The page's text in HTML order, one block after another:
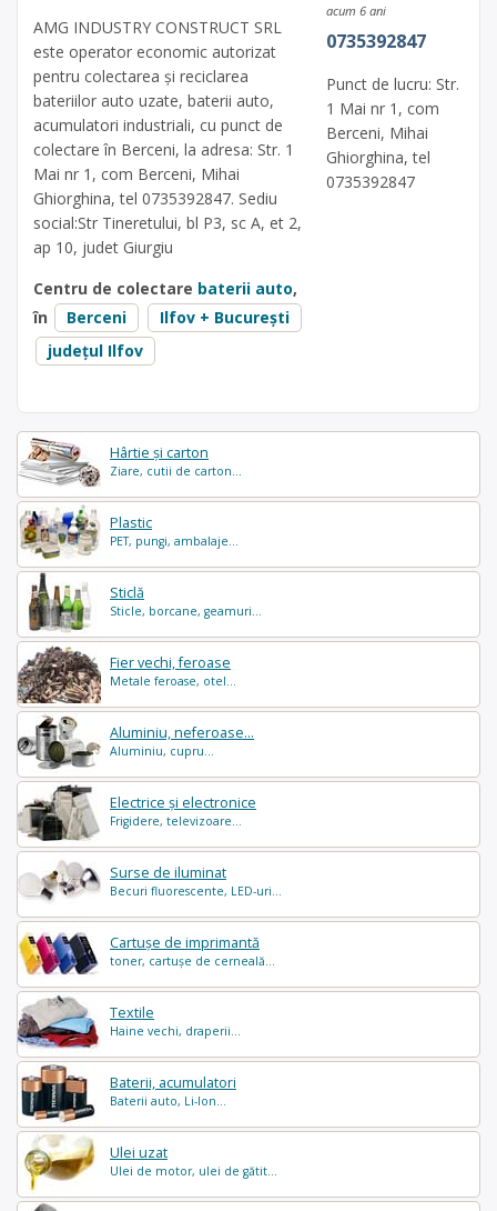
Hârtie și carton
Ziare, cutii de carton...
Plastic
PET, pungi, ambalaje...
Sticlă
Sticle, borcane, geamuri...
Fier vechi, feroase
Metale feroase, otel...
Aluminiu, neferoase...
Aluminiu, cupru...
Electrice și electronice
Frigidere, televizoare...
Surse de iluminat
Becuri fluorescente, LED-uri...
Cartușe de imprimantă
toner, cartușe de cerneală...
Textile
Haine vechi, draperii...
Baterii, acumulatori
Baterii auto, Li-Ion...
Ulei uzat
Ulei de motor, ulei de gătit...
AMG INDUSTRY CONSTRUCT SRL
este operator economic autorizat
pentru colectarea și reciclarea
bateriilor auto uzate, baterii auto,
acumulatori industriali, cu punct de
colectare în Berceni, la adresa: Str. 1
Mai nr 1, com Berceni, Mihai
Ghiorghina, tel 0735392847. Sediu
social:Str Tineretului, bl P3, sc A, et 2,
ap 10, judet Giurgiu
Centru de colectare baterii auto,
în
Berceni
Ilfov + București
județul Ilfov
acum 6 ani
0735392847
Punct de lucru: Str.
1 Mai nr 1, com
Berceni, Mihai
Ghiorghina, tel
0735392847